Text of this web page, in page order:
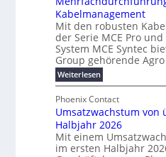
e
r
u
n
g
b
r
a
u
c
h
m
E
n
e
r
g
y
H
u
b
f
ü
w
i
c
k
e
l
t
N
H
-
S
k
o
r
d
b
e
t
e
i
l
i
g
Kabelmanagement
Mit den robusten
der Serie MCE Pro
System MCE Syntec
Group gehörende
Weiterlesen:
M
h
r
f
a
c
h
Phoenix Contact
Umsatzwachstum von
Halbjahr 2026
Mit einem
im ersten Halbjahr